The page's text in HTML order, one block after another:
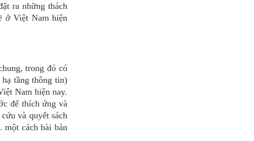
ra những thách
ở Việt Nam hiện
trong đó có
tầng thông tin)
Nam hiện nay.
để thích ứng và
và quyết sách
một cách bài bản